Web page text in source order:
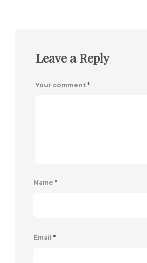
Leave a Reply
Your comment *
Name *
Email *